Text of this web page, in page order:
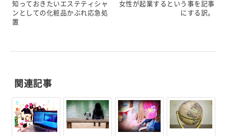
知っておきたいエステティシャ
ンとしての化粧品かぶれ応急処
置
女性が起業するという事を記事
にする訳。
関連記事